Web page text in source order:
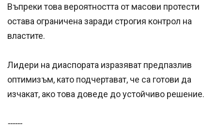
Въпреки това вероятността от масови протести
остава ограничена заради строгия контрол на
властите.
Лидери на диаспората изразяват предпазлив
оптимизъм, като подчертават, че са готови да
изчакат, ако това доведе до устойчиво решение.
------